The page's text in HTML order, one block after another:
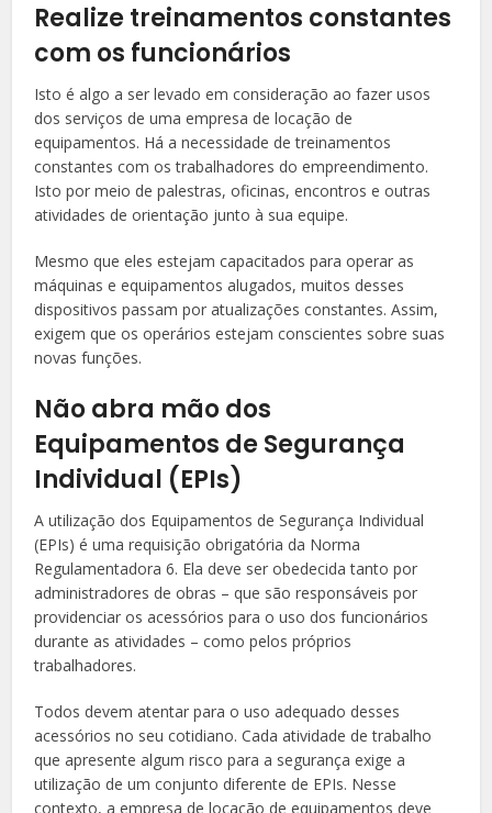
Realize treinamentos constantes
com os funcionários
Isto é algo a ser levado em consideração ao fazer usos
dos serviços de uma empresa de locação de
equipamentos. Há a necessidade de treinamentos
constantes com os trabalhadores do empreendimento.
Isto por meio de palestras, oficinas, encontros e outras
atividades de orientação junto à sua equipe.
Mesmo que eles estejam capacitados para operar as
máquinas e equipamentos alugados, muitos desses
dispositivos passam por atualizações constantes. Assim,
exigem que os operários estejam conscientes sobre suas
novas funções.
Não abra mão dos
Equipamentos de Segurança
Individual (EPIs)
A utilização dos Equipamentos de Segurança Individual
(EPIs) é uma requisição obrigatória da Norma
Regulamentadora 6. Ela deve ser obedecida tanto por
administradores de obras – que são responsáveis por
providenciar os acessórios para o uso dos funcionários
durante as atividades – como pelos próprios
trabalhadores.
Todos devem atentar para o uso adequado desses
acessórios no seu cotidiano. Cada atividade de trabalho
que apresente algum risco para a segurança exige a
utilização de um conjunto diferente de EPIs. Nesse
contexto, a empresa de locação de equipamentos deve